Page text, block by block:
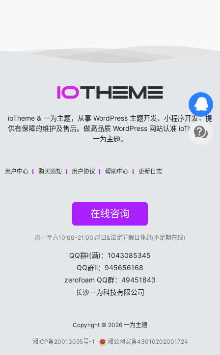
ioTheme & 一为主题，从事 WordPress 主题开发、小程序开发，提
供有保障的维护及售后。做高品质 WordPress 网站认准 ioTheme &
一为主题。
用户中心 购买须知 用户协议 帮助中心 更新日志
在线咨询
周一至六10:00-21:00,周日&法定节假日休息(不定期在线)
QQ群Ⅰ(满)：1043085345
QQ群Ⅱ： 945656168
zerofoam QQ群：49451843
长沙一为科技有限公司
Copyright © 2026 一为主题
湘ICP备20013095号-1 · 湘公网安备43010202001724